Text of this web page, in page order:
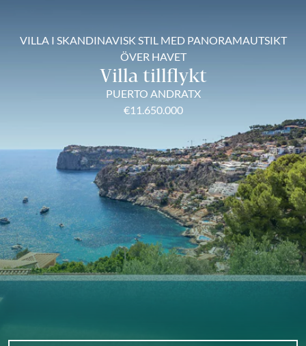
VILLA I SKANDINAVISK STIL MED PANORAMAUTSIKT
ÖVER HAVET
Villa tillflykt
PUERTO ANDRATX
€11.650.000